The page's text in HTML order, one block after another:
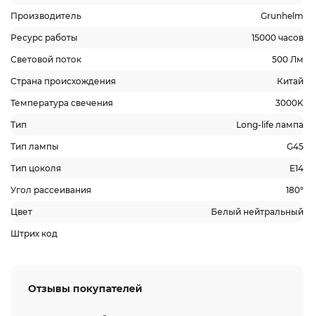
Производитель Grunhelm
Ресурс работы 15000 часов
Световой поток 500 Лм
Страна происхождения Китай
Температура свечения 3000K
Тип Long-life лампа
Тип лампы G45
Тип цоколя E14
Угол рассеивания 180°
Цвет Белый нейтральный
Штрих код
Отзывы покупателей